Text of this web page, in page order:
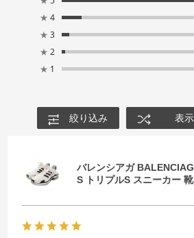
★ 4
★ 3
★ 2
★ 1
絞り込み 表
バレンシアガ
S トリプルS スニーカー